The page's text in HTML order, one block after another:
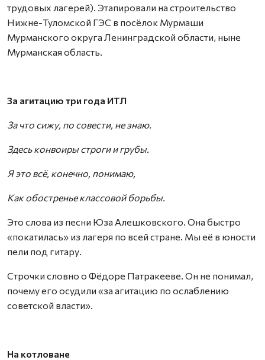
трудовых лагерей). Этапировали на строительство
Нижне-Туломской ГЭС в посёлок Мурмаши
Мурманского округа Ленинградской области, ныне
Мурманская область.
За агитацию три года ИТЛ
За что сижу, по совести, не знаю.
Здесь конвоиры строги и грубы.
Я это всё, конечно, понимаю,
Как обостренье классовой борьбы.
Это слова из песни Юза Алешковского. Она быстро
«покатилась» из лагеря по всей стране. Мы её в юности
пели под гитару.
Строчки словно о Фёдоре Патракееве. Он не понимал,
почему его осудили «за агитацию по ослаблению
советской власти».
На котловане